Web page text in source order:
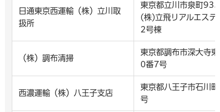
日通東京西運輸（株）立川取
扱所
東京都立川市泉町
(株)立飛リアルエス
2号棟
（株）調布清掃
東京都調布市深大寺
0番7号
西濃運輸（株）八王子支店
東京都八王子市石川
号